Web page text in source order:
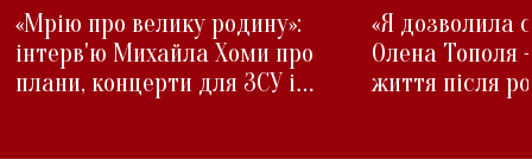
«Мрію про велику родину»:
інтерв'ю Михайла Хоми про
плани, концерти для ЗСУ і
«Я дозволила
Олена Тополя
життя після